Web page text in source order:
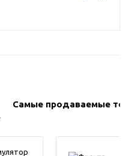
Самые продаваемые